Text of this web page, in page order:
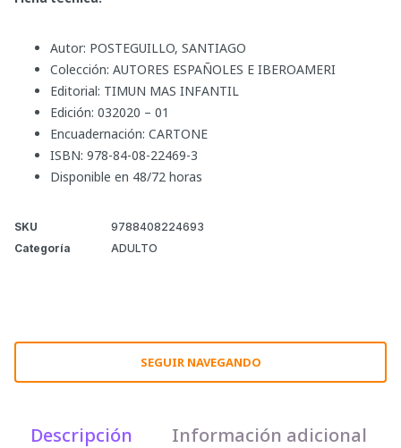
Autor: POSTEGUILLO, SANTIAGO
Colección: AUTORES ESPAÑOLES E IBEROAMERI
Editorial: TIMUN MAS INFANTIL
Edición: 032020 – 01
Encuadernación: CARTONE
ISBN: 978-84-08-22469-3
Disponible en 48/72 horas
SKU
9788408224693
Categoría
ADULTO
SEGUIR NAVEGANDO
Descripción Información adicional